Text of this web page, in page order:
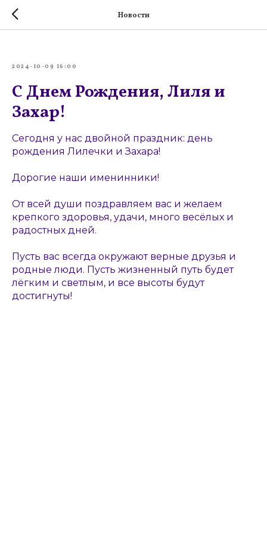
Новости
2024-10-09 16:00
С Днем Рождения, Лиля и
Захар!
Сегодня у нас двойной праздник: день
рождения Лилечки и Захара!
Дорогие наши именинники!
От всей души поздравляем вас и желаем
крепкого здоровья, удачи, много весёлых и
радостных дней.
Пусть вас всегда окружают верные друзья и
родные люди. Пусть жизненный путь будет
лёгким и светлым, и все высоты будут
достигнуты!